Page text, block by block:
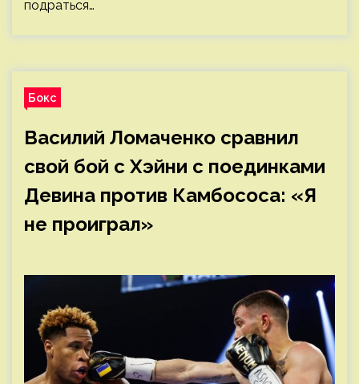
подраться…
Бокс
Василий Ломаченко сравнил
свой бой с Хэйни с поединками
Девина против Камбососа: «Я
не проиграл»